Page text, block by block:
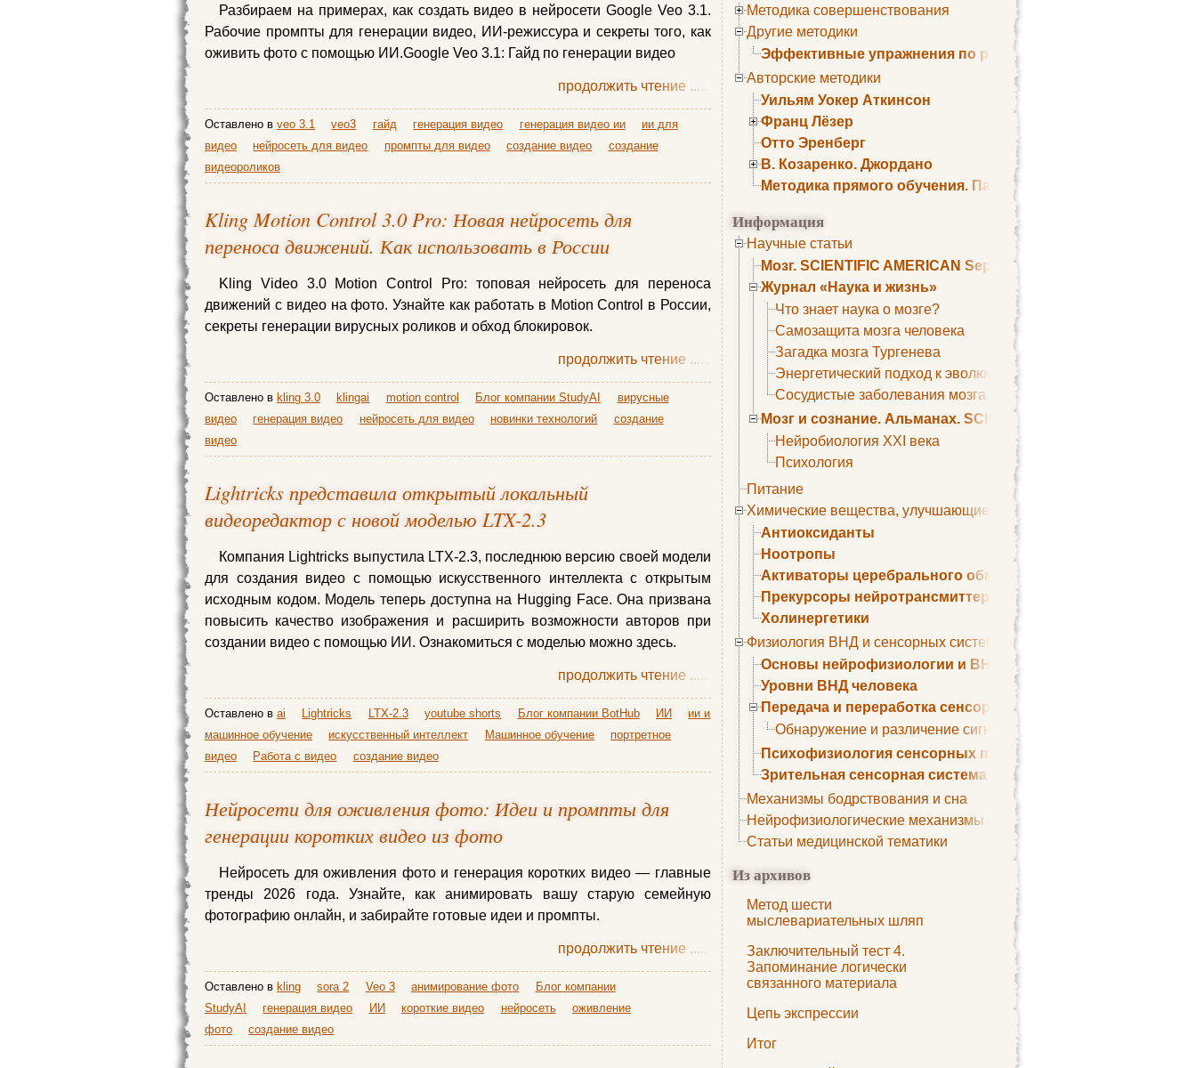
Методика совершенствования
Другие методики
Эффективные упражнения по развитию памяти
Авторские методики
Уильям Уокер Аткинсон
Франц Лёзер
Отто Эренберг
В. Козаренко. Джордано
Методика прямого обучения. Пауль Шелли
Информация
Научные статьи
Мозг. SCIENTIFIC AMERICAN September 1979
Журнал «Наука и жизнь»
Что знает наука о мозге?
Самозащита мозга человека
Загадка мозга Тургенева
Энергетический подход к эволюции мозга
Сосудистые заболевания мозга. Все может начаться с
Мозг и сознание. Альманах. SCIENTIFIC AMERICAN
Нейробиология XXI века
Психология
Питание
Химические вещества, улучшающие умственные способности
Антиоксиданты
Ноотропы
Активаторы церебрального обмена веществ
Прекурсоры нейротрансмиттеров
Холинергетики
Физиология ВНД и сенсорных систем
Основы нейрофизиологии и ВНД
Уровни ВНД человека
Передача и переработка сенсорных сигналов
Обнаружение и различение сигналов. Сенсорная рецепция
Психофизиология сенсорных процессов
Зрительная сенсорная система
Механизмы бодрствования и сна
Нейрофизиологические механизмы сна
Статьи медицинской тематики
Из архивов
Метод шести
мыслевариательных шляп
Заключительный тест 4.
Запоминание логически
связанного материала
Цепь экспрессии
Итог
Разбираем на примерах, как создать видео в нейросети Google Veo 3.1.
Рабочие промпты для генерации видео, ИИ-режиссура и секреты того, как
оживить фото с помощью ИИ.Google Veo 3.1: Гайд по генерации видео
продолжить чтение ......
Оставлено в veo 3.1 veo3 гайд генерация видео генерация видео ии
ии для
видео
нейросеть для видео промпты для видео создание видео
создание
видеороликов
Kling Motion Control 3.0 Pro: Новая нейросеть для
переноса движений. Как использовать в России
Kling Video 3.0 Motion Control Pro: топовая нейросеть для переноса
движений c видео на фото. Узнайте как работать в Motion Control в России,
секреты генерации вирусных роликов и обход блокировок.
продолжить чтение ......
Оставлено в kling 3.0 klingai motion control Блог компании StudyAI
вирусные
видео
генерация видео нейросеть для видео новинки технологий
создание
видео
Lightricks представила открытый локальный
видеоредактор с новой моделью LTX-2.3
Компания Lightricks выпустила LTX-2.3, последнюю версию своей модели
для создания видео с помощью искусственного интеллекта с открытым
исходным кодом. Модель теперь доступна на Hugging Face. Она призвана
повысить качество изображения и расширить возможности авторов при
создании видео с помощью ИИ. Ознакомиться с моделью можно здесь.
продолжить чтение ......
Оставлено в ai Lightricks LTX-2.3 youtube shorts Блог компании BotHub ИИ
ии и
машинное обучение
искусственный интеллект Машинное обучение
портретное
видео
Работа с видео создание видео
Нейросети для оживления фото: Идеи и промпты для
генерации коротких видео из фото
Нейросеть для оживления фото и генерация коротких видео — главные
тренды 2026 года. Узнайте, как анимировать вашу старую семейную
фотографию онлайн, и забирайте готовые идеи и промпты.
продолжить чтение ......
Оставлено в kling sora 2 Veo 3 анимирование фото
Блог компании
StudyAI
генерация видео ИИ короткие видео нейросеть
оживление
фото
создание видео